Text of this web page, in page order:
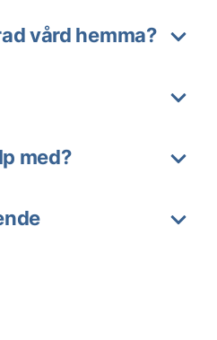
vård hemma?
med?